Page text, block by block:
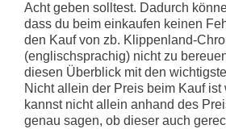
Acht geben solltest. Dadurch
dass du beim einkaufen keinen
den Kauf von zb. Klippenland-
(englischsprachig) nicht zu
diesen Überblick mit den
Nicht allein der Preis beim Kauf ist
kannst nicht allein anhand des
genau sagen, ob dieser auch